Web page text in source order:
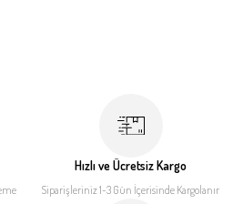
Hızlı ve Ücretsiz Kargo
Siparişleriniz 1-3 Gün İçerisinde Kargolanır